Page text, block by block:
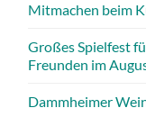
Mitmachen beim
Großes Spielfest
Freunden im
Dammheimer